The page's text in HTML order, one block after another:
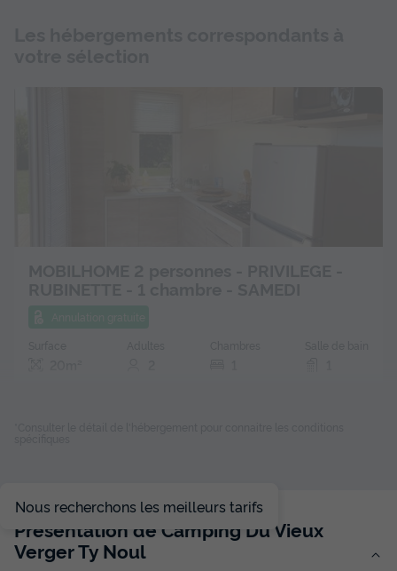
chambre - SAMEDI
Meilleur prix pour 7 nuits
Modifier les dates
Nous recherchons les meilleurs tarifs
Présentation de Camping Du Vieux
Verger Ty Noul